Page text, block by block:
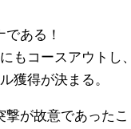
ある！
もコースアウトし
獲得が決まる。
撃が故意であった